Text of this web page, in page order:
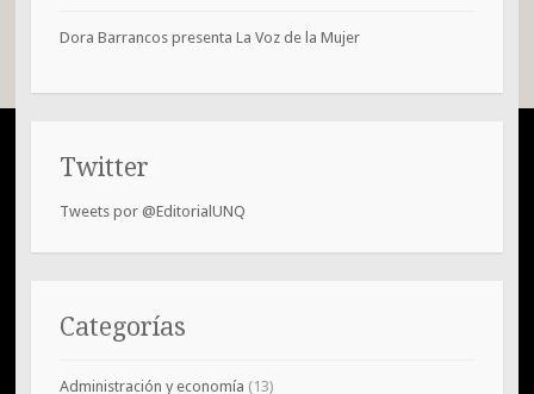
Dora Barrancos presenta La Voz de la Mujer
Twitter
Tweets por @EditorialUNQ
Categorías
Administración y economía (13)